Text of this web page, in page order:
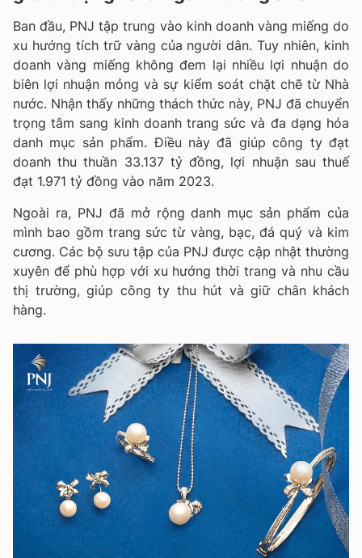
Ban đầu, PNJ tập trung vào kinh doanh vàng miếng do
xu hướng tích trữ vàng của người dân. Tuy nhiên, kinh
doanh vàng miếng không đem lại nhiều lợi nhuận do
biên lợi nhuận mỏng và sự kiểm soát chặt chẽ từ Nhà
nước. Nhận thấy những thách thức này, PNJ đã chuyển
trọng tâm sang kinh doanh trang sức và đa dạng hóa
danh mục sản phẩm. Điều này đã giúp công ty đạt
doanh thu thuần 33.137 tỷ đồng, lợi nhuận sau thuế
đạt 1.971 tỷ đồng vào năm 2023.
Ngoài ra, PNJ đã mở rộng danh mục sản phẩm của
mình bao gồm trang sức từ vàng, bạc, đá quý và kim
cương. Các bộ sưu tập của PNJ được cập nhật thường
xuyên để phù hợp với xu hướng thời trang và nhu cầu
thị trường, giúp công ty thu hút và giữ chân khách
hàng.